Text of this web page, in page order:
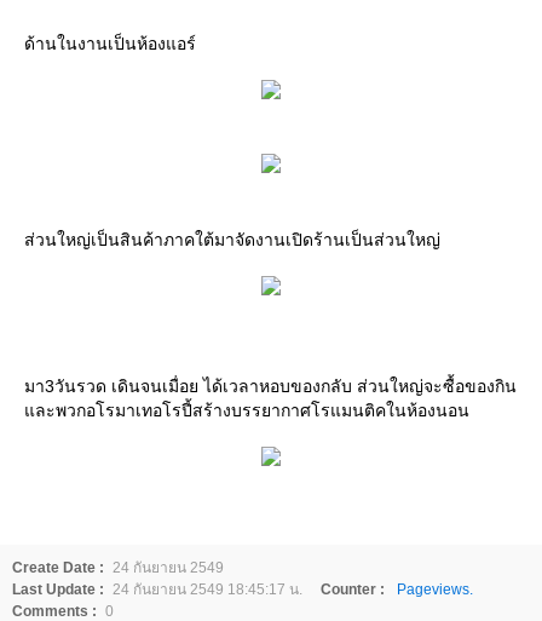
ด้านในงานเป็นห้องแอร์
ส่วนใหญ่เป็นสินค้าภาคใต้มาจัดงานเปิดร้านเป็นส่วนใหญ่
มา3วันรวด เดินจนเมื่อย ได้เวลาหอบของกลับ ส่วนใหญ่จะซื้อของกิน
ละพวกอโรมาเทอโรปี้สร้างบรรยากาศโรแมนติคในห้องนอน
Create Date : 24 กันยายน 2549
Last Update : 24 กันยายน 2549 18:45:17 น. Counter :
Pageviews.
Comments : 0